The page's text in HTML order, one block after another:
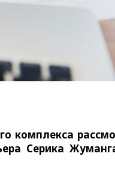
комплекса
Серика